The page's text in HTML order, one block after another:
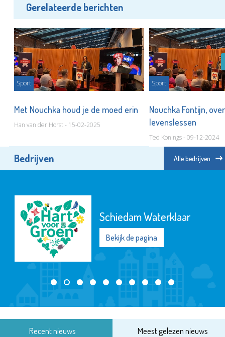
Gerelateerde berichten
Sport
Met Nouchka houd je de moed erin
Han van der Horst - 15-02-2025
Sport
Nouchka Fontijn,
levenslessen
Ted Konings - 09-12-2024
Bedrijven Alle bedrijven
Schiedam Waterklaar
Bekijk de pagina
Recent nieuws Meest gelezen nieuws